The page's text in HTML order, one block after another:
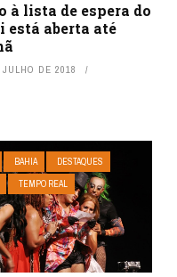
à lista de espera do
está aberta até
DE 2018
BAHIA
DESTAQUES
TEMPO REAL